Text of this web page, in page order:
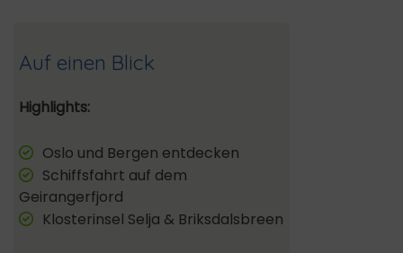
Auf einen Blick
Highlights:
Oslo und Bergen entdecken
Schiffsfahrt auf dem
Geirangerfjord
Klosterinsel Selja & Briksdalsbreen